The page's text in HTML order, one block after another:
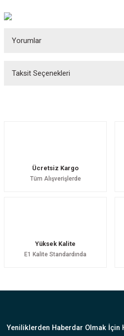
Yorumlar
Taksit Seçenekleri
Ücretsiz Kargo
Tüm Alışverişlerde
Yüksek Kalite
E1 Kalite Standardında
Yeniliklerden Haberdar Olmak İçin